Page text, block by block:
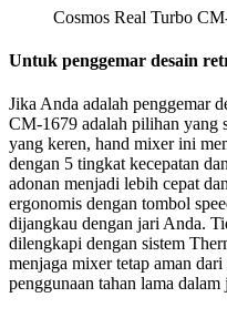
Cosmos Real Turbo
Untuk penggemar desain
Jika Anda adalah penggemar
CM-1679 adalah pilihan yang
yang keren, hand mixer ini
dengan 5 tingkat kecepatan
adonan menjadi lebih cepat
ergonomis dengan tombol
dijangkau dengan jari Anda.
dilengkapi dengan sistem
menjaga mixer tetap aman
penggunaan tahan lama dalam